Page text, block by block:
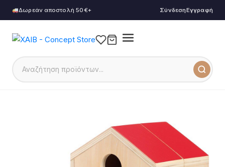
Δωρεάν αποστολή 50€+ ΣύνδεσηΕγγραφή